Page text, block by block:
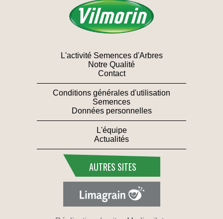
L'activité Semences d'Arbres
Notre Qualité
Contact
Conditions générales d'utilisation
Semences
Données personnelles
L'équipe
Actualités
AUTRES SITES